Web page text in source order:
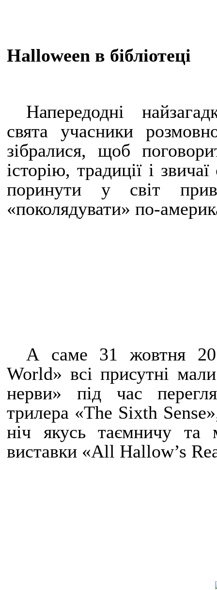
Halloween в бібліотеці
Напередодні
свята учасники
зібралися, щоб
історію, традиції і
поринути у світ
«поколядувати» по-
А саме 31 жовтня
World» всі присутні
нерви» під час
трилера «The Sixth
ніч якусь таємничу та
виставки «All Hallow’s